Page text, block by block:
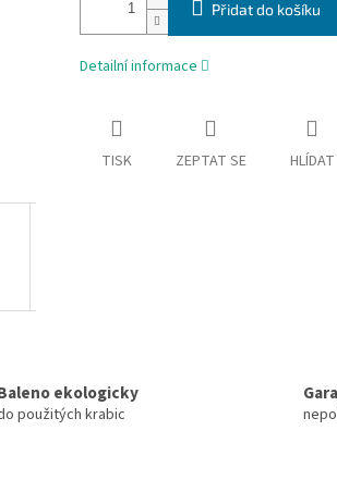
Přidat do košíku
Detailní informace
TISK ZEPTAT SE HLÍDAT
ekologicky
použitých krabic